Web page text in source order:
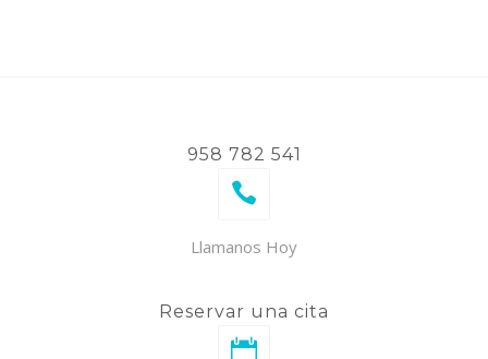
958 782 541
Llamanos Hoy
Reservar una cita